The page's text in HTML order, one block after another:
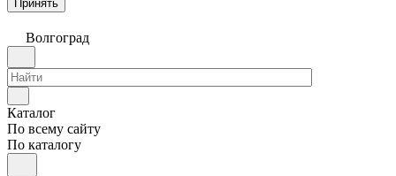
Принять
Волгоград
Каталог
По всему сайту
По каталогу